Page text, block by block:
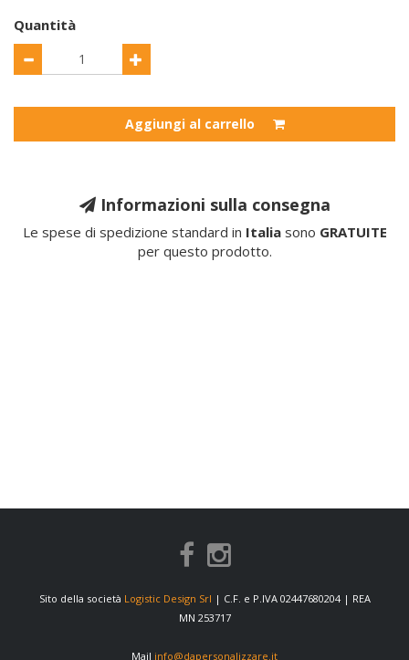
Quantità
Aggiungi al carrello
Informazioni sulla consegna
Le spese di spedizione standard in Italiasono GRATUITE
per questo prodotto.
Sito della società Logistic Design Srl | C.F. e P.IVA 02447680204 | REA
MN 253717
Mail info@dapersonalizzare.it